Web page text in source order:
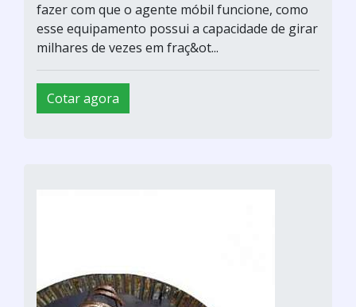
fazer com que o agente móbil funcione, como
esse equipamento possui a capacidade de girar
milhares de vezes em fraç&ot...
Cotar agora